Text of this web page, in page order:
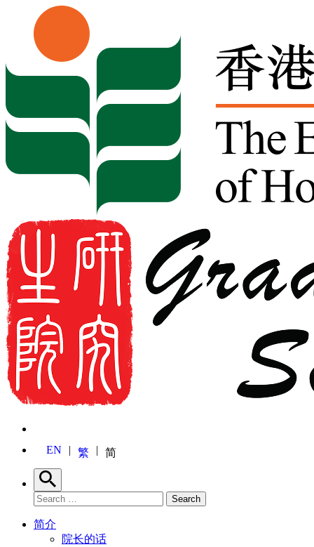
Skip to content
EN 繁 简
Search
Search for: Search
简介
院长的话